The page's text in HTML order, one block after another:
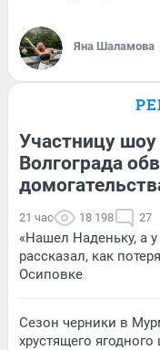
Яна Шаламова
Участницу
Волгограда
21 час 18 198 27
«Нашел Наденьку, а
рассказал, как
Осиповке
Сезон черники в
хрустящего